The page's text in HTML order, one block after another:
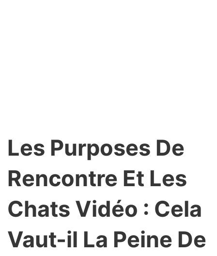
Les Purposes De
Rencontre Et Les
Chats Vidéo : Cela
Vaut-il La Peine De